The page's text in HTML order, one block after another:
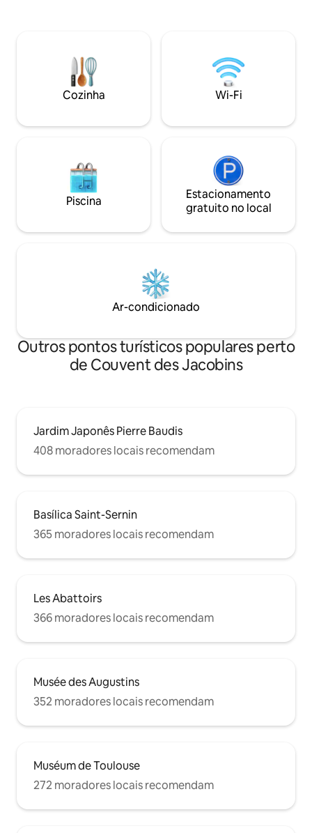
minutos do Jardin des Plantes, a 6
minutos do Estádio de Toulouse e a 10
minutos do Casino Barrière.
que você acesse
lugares culturais
cidade rosa.
Cozinha Wi-Fi
Piscina
Estacionamento
gratuito no local
Ar-condicionado
Outros pontos turísticos populares perto
de Couvent des Jacobins
Jardim Japonês Pierre Baudis
408 moradores locais recomendam
Basílica Saint-Sernin
365 moradores locais recomendam
Les Abattoirs
366 moradores locais recomendam
Musée des Augustins
352 moradores locais recomendam
Muséum de Toulouse
272 moradores locais recomendam